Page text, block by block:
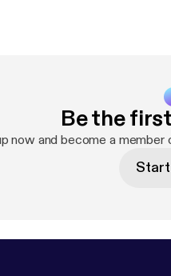
http://
Be the
now and become a